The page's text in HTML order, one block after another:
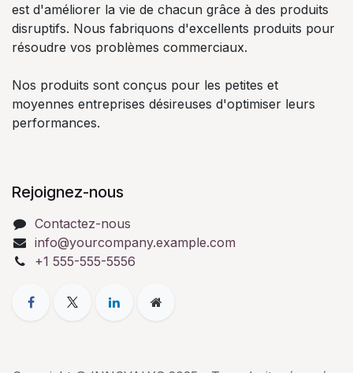
est d'améliorer la vie de chacun grâce à des produits
disruptifs. Nous fabriquons d'excellents produits pour
résoudre vos problèmes commerciaux.
Nos produits sont conçus pour les petites et
moyennes entreprises désireuses d'optimiser leurs
performances.
Rejoignez-nous
Contactez-nous
info@yourcompany.example.com
+1 555-555-5556